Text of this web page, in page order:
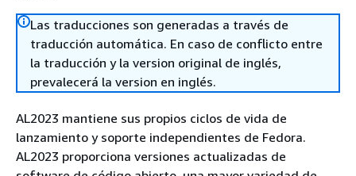
Las traducciones son generadas a través de
traducción automática. En caso de conflicto entre
la traducción y la version original de inglés,
prevalecerá la version en inglés.
AL2023 mantiene sus propios ciclos de vida de
lanzamiento y soporte independientes de Fedora.
AL2023 proporciona versiones actualizadas de